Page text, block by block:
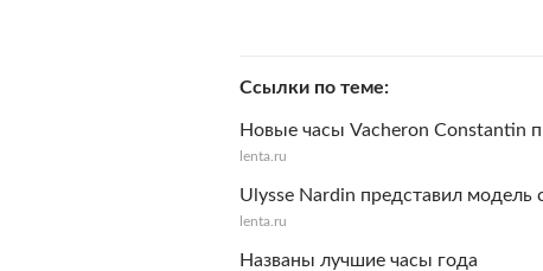
Ссылки по теме
Новые часы Vacheron Constantin
lenta.ru
Ulysse Nardin представил
lenta.ru
Названы лучшие часы года